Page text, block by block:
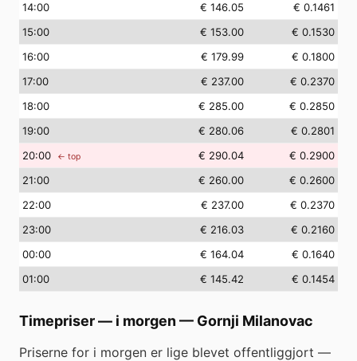
14:00 € 146.05
€ 0.1461
15:00 € 153.00
€ 0.1530
16:00 € 179.99
€ 0.1800
17:00 € 237.00
€ 0.2370
18:00 € 285.00
€ 0.2850
19:00 € 280.06
€ 0.2801
20:00 ← top € 290.04
€ 0.2900
21:00 € 260.00
€ 0.2600
22:00 € 237.00
€ 0.2370
23:00 € 216.03
€ 0.2160
00:00 € 164.04
€ 0.1640
01:00 € 145.42 € 0.1454
Timepriser — i morgen — Gornji Milanovac
Priserne for i morgen er lige blevet offentliggjort —